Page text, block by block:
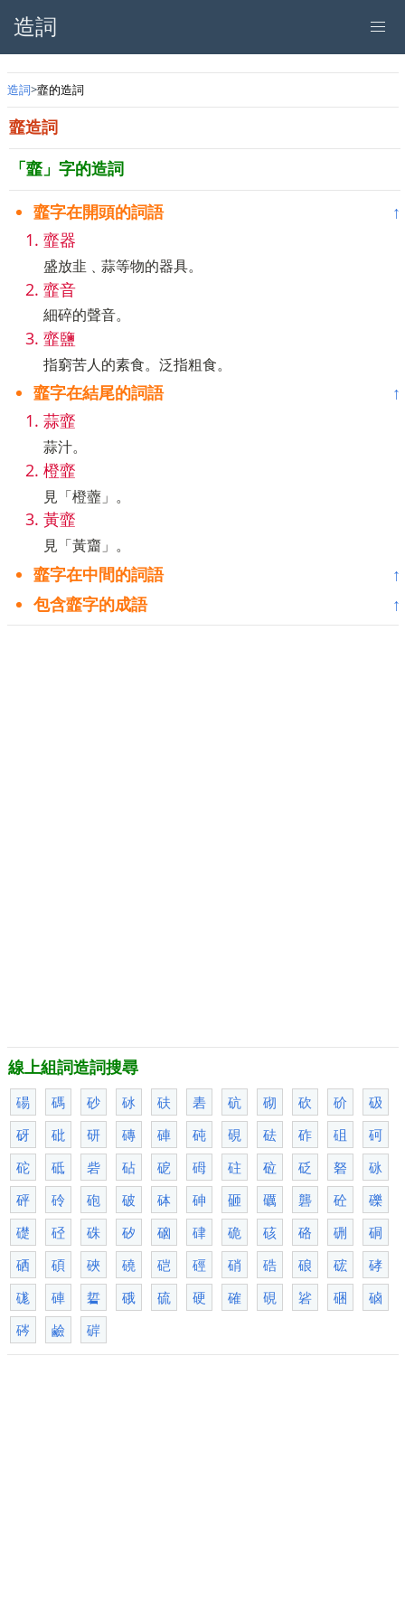
造詞
造詞 韲的造詞
韲造詞
「韲」字的造詞
韲字在開頭的詞語
↑
韲器
盛放韭﹑蒜等物的器具。
韲音
細碎的聲音。
韲鹽
指窮苦人的素食。泛指粗食。
韲字在結尾的詞語
↑
蒜韲
蒜汁。
橙韲
見「橙虀」。
黃韲
見「黃齏」。
韲字在中間的詞語
↑
包含韲字的成語
↑
線上組詞造詞搜尋
碭
碼 砂 砅 砆 砉 砊 砌 砍 砎
砐
砑
砒 研 磚 硨 砘 硯 砝 砟 砠
砢
砣
砥 砦 砧 砨 砪 砫 砬 砭 砮
砯
砰
砱 砲 破 砵 砷 砸 礪 礱 砼
礫
礎
硁 硃 矽 硇 硉 硊 硋 硌 硎
硐
硒
碩 硤 磽 硙 硜 硝 硞 硠 硡
硣
硥
硨 硩 硪 硫 硬 確 硯 硰 硱
硵
硶
鹼 硸